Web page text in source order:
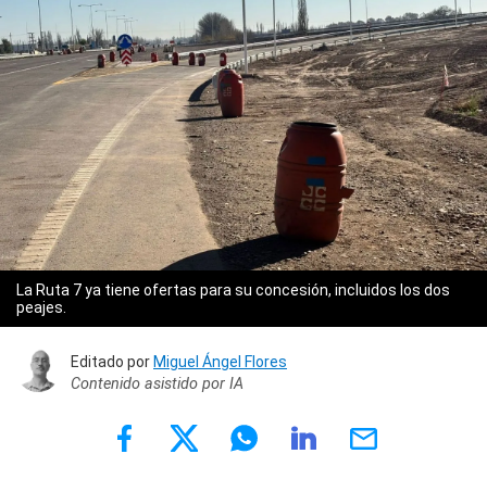
La Ruta 7 ya tiene ofertas para su concesión, incluidos los dos
peajes.
Editado por Miguel Ángel Flores
Contenido asistido por IA